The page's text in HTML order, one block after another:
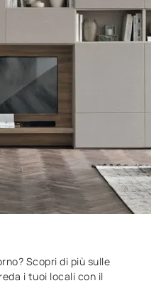
Scopri di più sulle
i tuoi locali con il